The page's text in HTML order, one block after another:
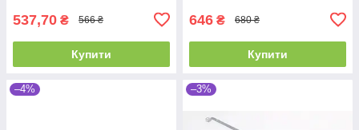
537,70 ₴ 566 ₴
Купити
646 ₴ 680 ₴
Купити
–4% –3%